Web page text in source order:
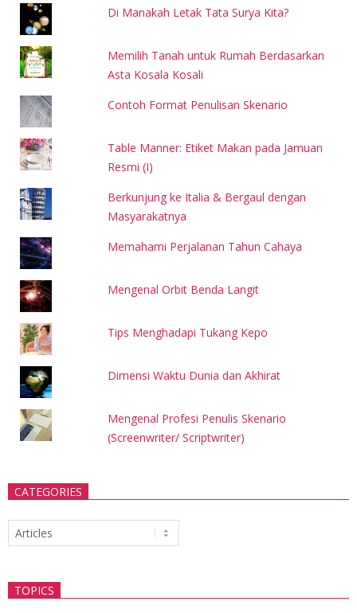
Di Manakah Letak Tata Surya Kita?
Memilih Tanah untuk Rumah Berdasarkan
Asta Kosala Kosali
Contoh Format Penulisan Skenario
Table Manner: Etiket Makan pada Jamuan
Resmi (I)
Berkunjung ke Italia & Bergaul dengan
Masyarakatnya
Memahami Perjalanan Tahun Cahaya
Mengenal Orbit Benda Langit
Tips Menghadapi Tukang Kepo
Dimensi Waktu Dunia dan Akhirat
Mengenal Profesi Penulis Skenario
(Screenwriter/ Scriptwriter)
CATEGORIES
Categories
TOPICS